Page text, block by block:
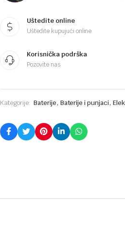
Uštedite online
Uštedite kupujući online
Korisnička podrška
Pozovite nas
Kategorije: Baterije, Baterije i punjaci,